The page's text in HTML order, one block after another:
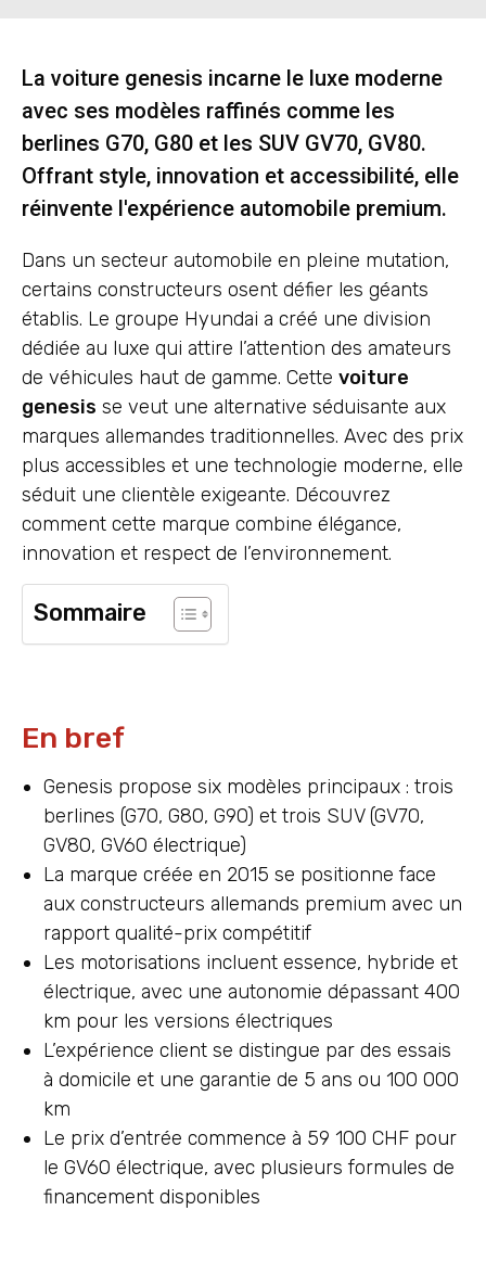
La voiture genesis incarne le luxe moderne
avec ses modèles raffinés comme les
berlines G70, G80 et les SUV GV70, GV80.
Offrant style, innovation et accessibilité, elle
réinvente l'expérience automobile premium.
Dans un secteur automobile en pleine mutation,
certains constructeurs osent défier les géants
établis. Le groupe Hyundai a créé une division
dédiée au luxe qui attire l’attention des amateurs
de véhicules haut de gamme. Cette voiture
genesis se veut une alternative séduisante aux
marques allemandes traditionnelles. Avec des prix
plus accessibles et une technologie moderne, elle
séduit une clientèle exigeante. Découvrez
comment cette marque combine élégance,
innovation et respect de l’environnement.
Sommaire
En bref
Genesis propose six modèles principaux : trois
berlines (G70, G80, G90) et trois SUV (GV70,
GV80, GV60 électrique)
La marque créée en 2015 se positionne face
aux constructeurs allemands premium avec un
rapport qualité-prix compétitif
Les motorisations incluent essence, hybride et
électrique, avec une autonomie dépassant 400
km pour les versions électriques
L’expérience client se distingue par des essais
à domicile et une garantie de 5 ans ou 100 000
km
Le prix d’entrée commence à 59 100 CHF pour
le GV60 électrique, avec plusieurs formules de
financement disponibles